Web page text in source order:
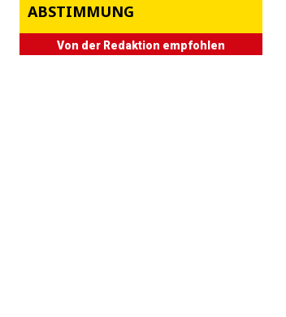
ABSTIMMUNG
Von der Redaktion empfohlen